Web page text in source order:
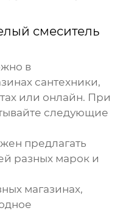
смеситель
в
сантехники,
или онлайн. При
следующие
предлагать
разных марок и
магазинах,